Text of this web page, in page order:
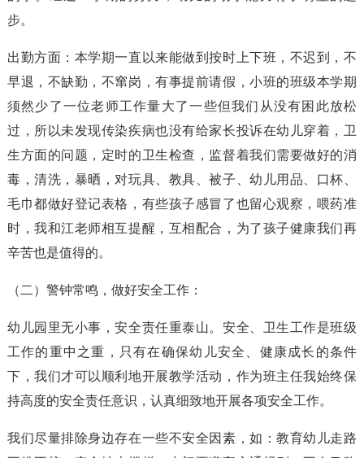
步。
出勤方面：本学期一直以来能做到按时上下班，不迟到，不
早退，不缺勤，不窜岗，有事提前请假，小班的班级本学期
须然少了一位老师工作量大了一些但我们从没有困此放松
过，所以未发现传染疾病也没有给家长投诉在幼儿穿着，卫
生方面的问题，定时的卫生检查，监督着我们需要做好的消
毒，清洗，暴晒，对玩具、教具、被子、幼儿用品、口杯、
毛巾都做好登记表格，有些孩子感冒了也留心观察，喂药准
时，我和江老师相互提醒，互相配合，为了孩子健康我们再
辛苦也是值得的。
（二）警钟常鸣，做好安全工作：
幼儿园里无小事，安全责任重泰山。安全、卫生工作是班级
工作的重中之重，只有在确保幼儿安全、健康成长的条件
下，我们才可以顺利地开展教学活动，作为班主任我始终保
持高度的安全责任意识，认真细致地开展各项安全工作。
我们尽量排除身边存在一些不安全因素，如：教育幼儿走路